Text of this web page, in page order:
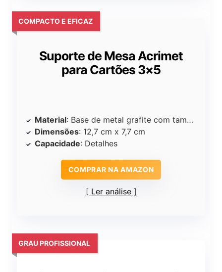
Suporte de Mesa Acrimet
para Cartões 3×5
COMPACTO E EFICAZ
Material: Base de metal grafite com tampa de cristal
Dimensões: 12,7 cm x 7,7 cm
Capacidade: Detalhes
COMPRAR NA AMAZON
Ler análise
GRAU PROFISSIONAL